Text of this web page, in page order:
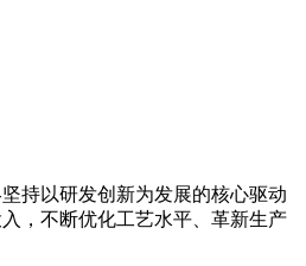
持以研发创新为发展的核心驱动
，不断优化工艺水平、革新生产